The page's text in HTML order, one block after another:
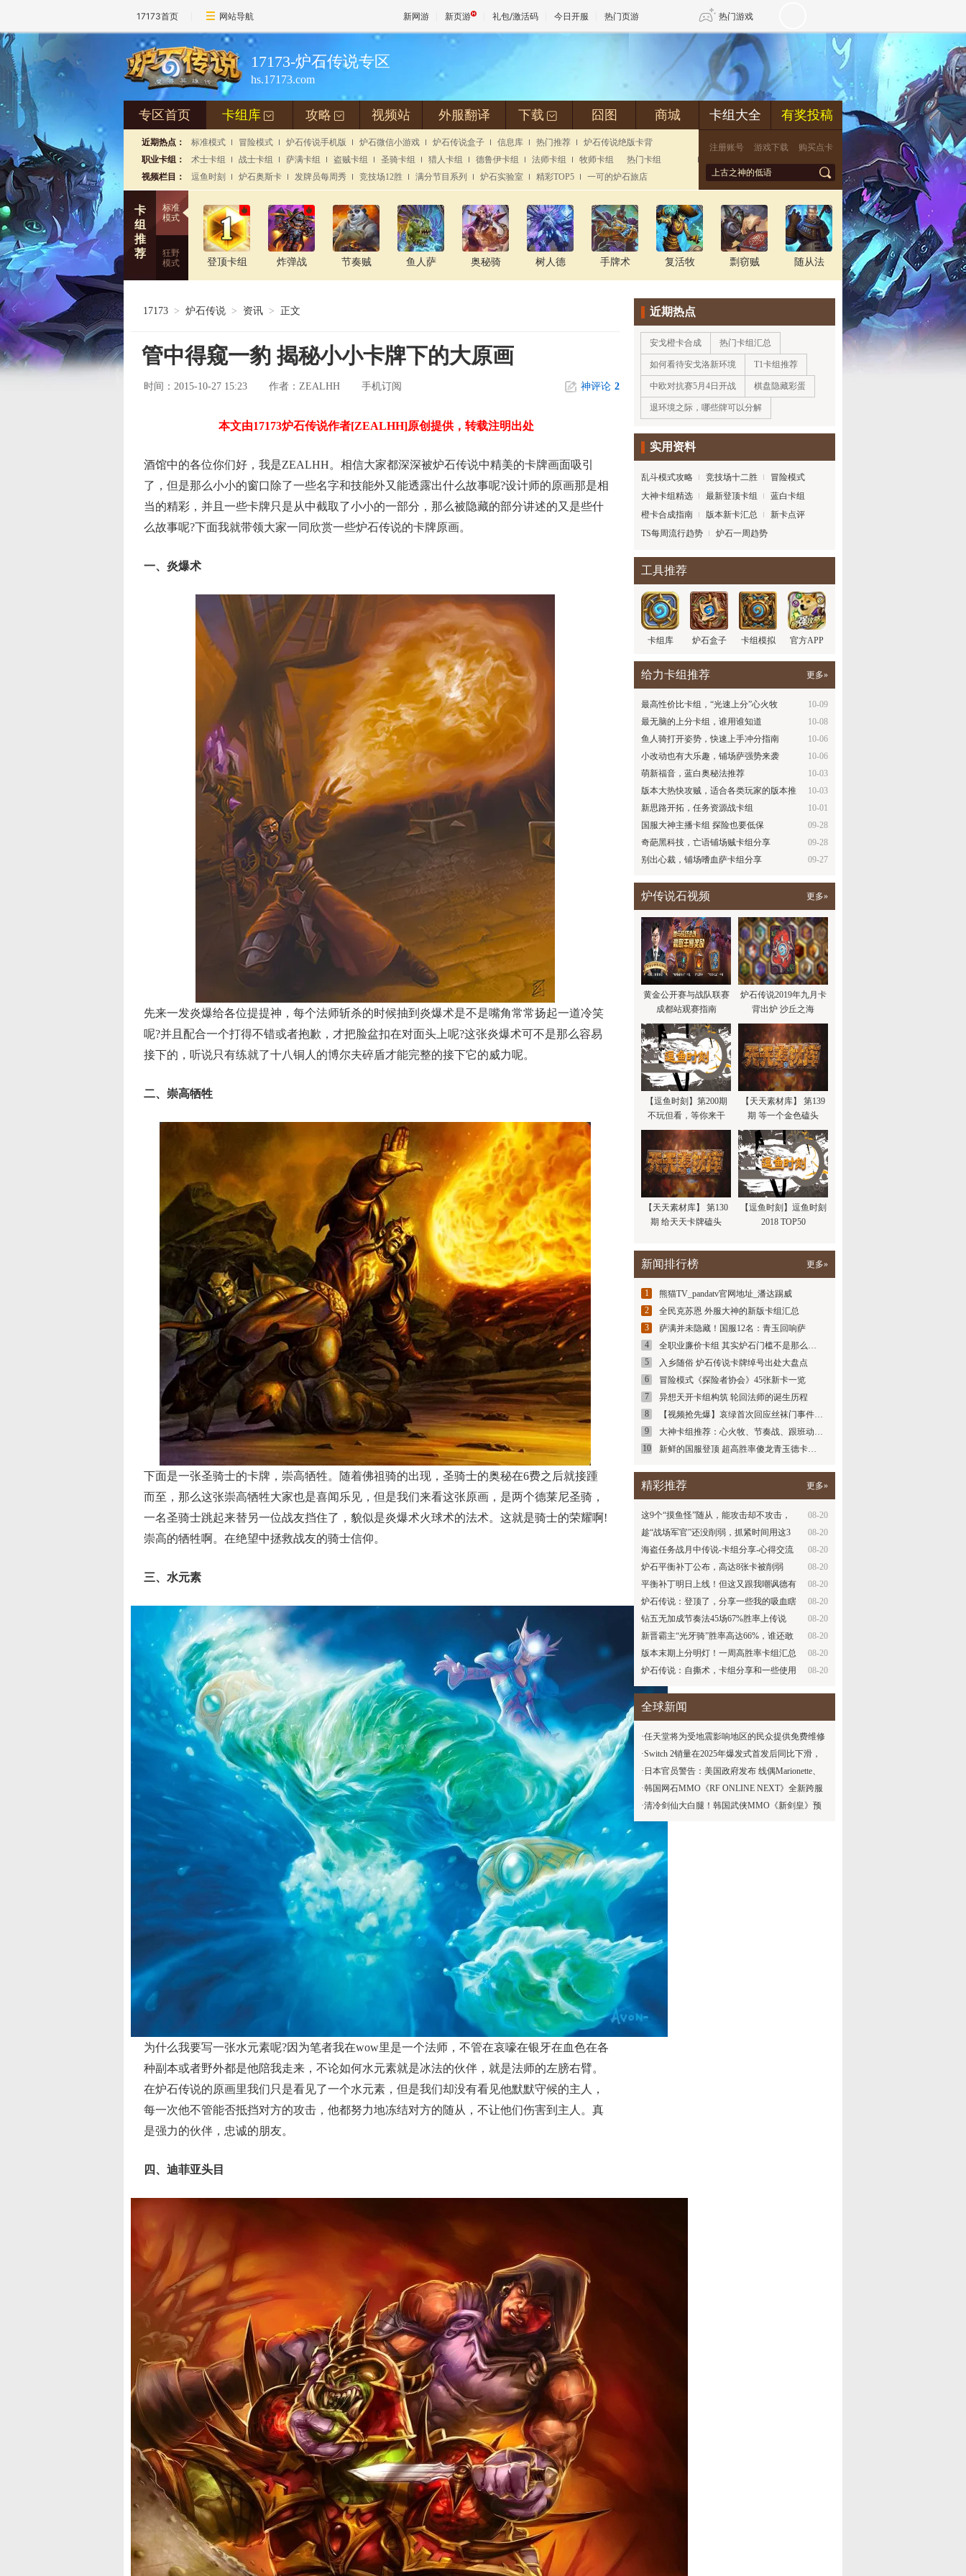
17173首页 网站导航 新网游 新页游 礼包/激活码 今日开服 热门页游 热门游戏
魔兽 传奇4
天堂 剑网3旗舰版 新天龙八部
王权与自由 新仙侠5
17173-炉石传说专区
hs.17173.com
专区首页 卡组库 + 攻略 + 视频站 外服翻译 下载 + 囧图 商城
近期热点： 标准模式 冒险模式 炉石传说手机版 炉石微信小游戏 炉石传说盒子 信息库 热门推荐
炉石传说绝版卡背
职业卡组：
术士卡组 战士卡组 萨满卡组 盗贼卡组 圣骑卡组 猎人卡组 德鲁伊卡组 法师卡组 牧师卡组
热门卡组
视频栏目：
逗鱼时刻 炉石奥斯卡 发牌员每周秀 竞技场12胜 满分节目系列 炉石实验室 精彩TOP5 一可的炉石旅店
卡组大全 有奖投稿
注册账号 游戏下载 购买点卡
*
卡
组
推
荐
标准
模式
狂野
模式
登顶卡组 炸弹战 节奏贼 鱼人萨 奥秘骑 树人德 手牌术 复活牧 剽窃贼 随从法
17173 > 炉石传说 > 资讯 > 正文
管中得窥一豹 揭秘小小卡牌下的大原画
时间：2015-10-27 15:23 作者： ZEALHH 手机订阅 神评论 2
本文由17173炉石传说作者[ZEALHH]原创提供，转载注明出处
酒馆中的各位你们好，我是ZEALHH。相信大家都深深被炉石传说中精美的卡牌画面吸引
了，但是那么小小的窗口除了一些名字和技能外又能透露出什么故事呢?设计师的原画那是相
当的精彩，并且一些卡牌只是从中截取了小小的一部分，那么被隐藏的部分讲述的又是些什
么故事呢?下面我就带领大家一同欣赏一些炉石传说的卡牌原画。
一、炎爆术
先来一发炎爆给各位提提神，每个法师斩杀的时候抽到炎爆术是不是嘴角常常扬起一道冷笑
呢?并且配合一个打得不错或者抱歉，才把脸盆扣在对面头上呢?这张炎爆术可不是那么容易
接下的，听说只有练就了十八铜人的博尔夫碎盾才能完整的接下它的威力呢。
二、崇高牺牲
下面是一张圣骑士的卡牌，崇高牺牲。随着佛祖骑的出现，圣骑士的奥秘在6费之后就接踵
而至，那么这张崇高牺牲大家也是喜闻乐见，但是我们来看这张原画，是两个德莱尼圣骑，
一名圣骑士跳起来替另一位战友挡住了，貌似是炎爆术火球术的法术。这就是骑士的荣耀啊!
崇高的牺牲啊。在绝望中拯救战友的骑士信仰。
三、水元素
为什么我要写一张水元素呢?因为笔者我在wow里是一个法师，不管在哀嚎在银牙在血色在各
种副本或者野外都是他陪我走来，不论如何水元素就是冰法的伙伴，就是法师的左膀右臂。
在炉石传说的原画里我们只是看见了一个水元素，但是我们却没有看见他默默守候的主人，
每一次他不管能否抵挡对方的攻击，他都努力地冻结对方的随从，不让他们伤害到主人。真
是强力的伙伴，忠诚的朋友。
四、迪菲亚头目
近期热点
安戈橙卡合成 热门卡组汇总
如何看待安戈洛新环境 T1卡组推荐
中欧对抗赛5月4日开战 棋盘隐藏彩蛋
退环境之际，哪些牌可以分解
实用资料
乱斗模式攻略 竞技场十二胜
冒险模式
大神卡组精选
最新登顶卡组
蓝白卡组
橙卡合成指南
版本新卡汇总
新卡点评
TS每周流行趋势
炉石一周趋势
工具推荐
卡组库 炉石盒子 卡组模拟 官方APP
给力卡组推荐 更多»
10-09
最高性价比卡组，“光速上分”心火牧
10-08
最无脑的上分卡组，谁用谁知道
10-06
鱼人骑打开姿势，快速上手冲分指南
10-06
小改动也有大乐趣，铺场萨强势来袭
10-03
萌新福音，蓝白奥秘法推荐
10-03
版本大热快攻贼，适合各类玩家的版本推
荐
10-01
新思路开拓，任务资源战卡组
09-28
国服大神主播卡组 探险也要低保
09-28
奇葩黑科技，亡语铺场贼卡组分享
09-27
别出心裁，铺场嗜血萨卡组分享
炉传说石视频 更多»
黄金公开赛与战队联赛
成都站观赛指南
炉石传说2019年九月卡
背出炉 沙丘之海
【逗鱼时刻】第200期
不玩但看，等你来干
【天天素材库】 第139
期 等一个金色磕头
【天天素材库】 第130
期 给天天卡牌磕头
【逗鱼时刻】逗鱼时刻
2018 TOP50
新闻排行榜 更多»
1
熊猫TV_pandatv官网地址_潘达踢威
2
全民克苏恩 外服大神的新版卡组汇总
3
萨满并未隐藏！国服12名：青玉回响萨
4
全职业廉价卡组 其实炉石门槛不是那么…
5
入乡随俗 炉石传说卡牌绰号出处大盘点
6
冒险模式《探险者协会》45张新卡一览
7
异想天开卡组构筑 轮回法师的诞生历程
8
【视频抢先爆】哀绿首次回应丝袜门事件…
9
大神卡组推荐：心火牧、节奏战、跟班动…
10
新鲜的国服登顶 超高胜率傻龙青玉德卡…
精彩推荐 更多»
08-20
这9个“摸鱼怪”随从，能攻击却不攻击，
你…
08-20
趁“战场军官”还没削弱，抓紧时间用这3
套…
08-20
海盗任务战月中传说-卡组分享-心得交流
讨论…
08-20
炉石平衡补丁公布，高达8张卡被削弱
08-20
平衡补丁明日上线！但这又跟我嘲讽德有
什么…
08-20
炉石传说：登顶了，分享一些我的吸血瞎
经验…
08-20
钻五无加成节奏法45场67%胜率上传说
08-20
新晋霸主“光牙骑”胜率高达66%，谁还敢
嘲…
08-20
版本末期上分明灯！一周高胜率卡组汇总
08-20
炉石传说：自撕术，卡组分享和一些使用
心得…
全球新闻
·任天堂将为受地震影响地区的民众提供免费维修
服务
·Switch 2销量在2025年爆发式首发后同比下滑，
但任天堂坚称其普及表现仍优于初代Switch
· 日本官员警告：美国政府发布 线偶Marionette、
宝可梦传说：阿尔宙斯 和 Naruto 梗图的行为可能
会损害这些系…
·韩国网石MMO《RF ONLINE NEXT》全新跨服
战区上线
·清冷剑仙大白腿！韩国武侠MMO《新剑皇》预
约正式开启